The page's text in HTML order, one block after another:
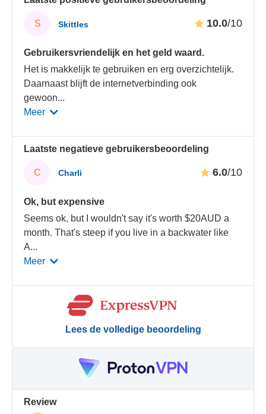
S Skittles 10.0/10
Gebruikersvriendelijk en het geld waard.
Het is makkelijk te gebruiken en erg overzichtelijk.
Daarnaast blijft de internetverbinding ook
gewoon...
Meer
Laatste negatieve gebruikersbeoordeling
C Charli 6.0/10
Ok, but expensive
Seems ok, but I wouldn't say it's worth $20AUD a
month. That's steep if you live in a backwater like
A...
Meer
Lees de volledige beoordeling
Review